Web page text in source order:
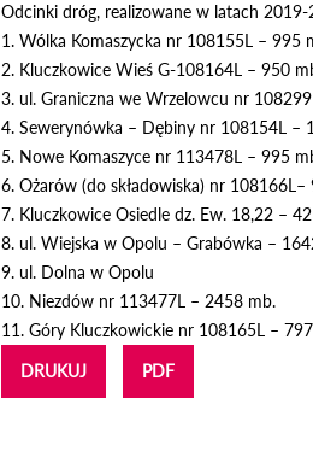
Odcinki dróg, realizowane w latach
1. Wólka Komaszycka nr 108155L – 995
2. Kluczkowice Wieś G-108164L – 950
3. ul. Graniczna we Wrzelowcu nr
4. Sewerynówka – Dębiny nr 108154L –
5. Nowe Komaszyce nr 113478L – 995
6. Ożarów (do składowiska) nr 108166L–
7. Kluczkowice Osiedle dz. Ew. 18,22 –
8. ul. Wiejska w Opolu – Grabówka –
9. ul. Dolna w Opolu
10. Niezdów nr 113477L – 2458 mb.
11. Góry Kluczkowickie nr 108165L –
DRUKUJ
PDF